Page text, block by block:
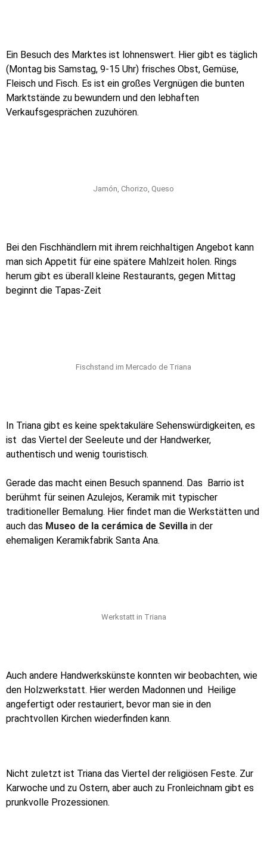
Ein Besuch des Marktes ist lohnenswert. Hier gibt es täglich
(Montag bis Samstag, 9-15 Uhr) frisches Obst, Gemüse,
Fleisch und Fisch. Es ist ein großes Vergnügen die bunten
Marktstände zu bewundern und den lebhaften
Verkaufsgesprächen zuzuhören.
Jamón, Chorizo, Queso
Bei den Fischhändlern mit ihrem reichhaltigen Angebot kann
man sich Appetit für eine spätere Mahlzeit holen. Rings
herum gibt es überall kleine Restaurants, gegen Mittag
beginnt die Tapas-Zeit
Fischstand im Mercado de Triana
In Triana gibt es keine spektakuläre Sehenswürdigkeiten, es
ist das Viertel der Seeleute und der Handwerker,
authentisch und wenig touristisch.
Gerade das macht einen Besuch spannend. Das Barrio ist
berühmt für seinen Azulejos, Keramik mit typischer
traditioneller Bemalung. Hier findet man die Werkstätten und
auch das Museo de la cerámica de Sevilla in der
ehemaligen Keramikfabrik Santa Ana.
Werkstatt in Triana
Auch andere Handwerkskünste konnten wir beobachten, wie
den Holzwerkstatt. Hier werden Madonnen und Heilige
angefertigt oder restauriert, bevor man sie in den
prachtvollen Kirchen wiederfinden kann.
Nicht zuletzt ist Triana das Viertel der religiösen Feste. Zur
Karwoche und zu Ostern, aber auch zu Fronleichnam gibt es
prunkvolle Prozessionen.